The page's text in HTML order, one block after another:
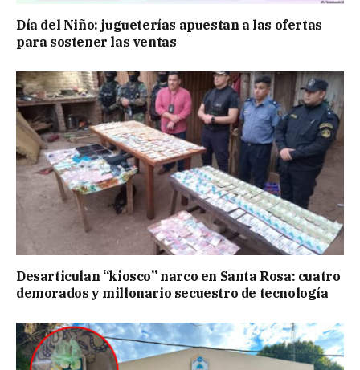
Día del Niño: jugueterías apuestan a las ofertas
para sostener las ventas
Desarticulan “kiosco” narco en Santa Rosa: cuatro
demorados y millonario secuestro de tecnología